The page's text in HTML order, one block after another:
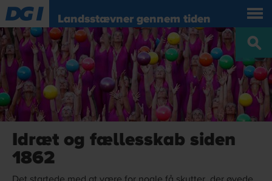
Landsstævner gennem tiden
Idræt og fællesskab siden
1862